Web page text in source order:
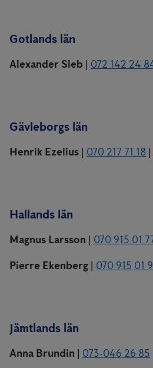
Gotlands län
Alexander Sieb | 072 142 24
Gävleborgs län
Henrik Ezelius | 070 217 71 18 |
Hallands län
Magnus Larsson | 070 915 01
Pierre Ekenberg | 070 915 01
Jämtlands län
Anna Brundin | 073-046 26 85